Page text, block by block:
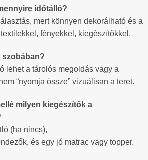
időtálló?
mert könnyen dekorálható és a
fényekkel, kiegészítőkkel.
szobában?
lehet a tárolós megoldás vagy a
“nyomja össze” vizuálisan a teret.
milyen kiegészítők a
(ha nincs),
és egy jó matrac vagy topper.